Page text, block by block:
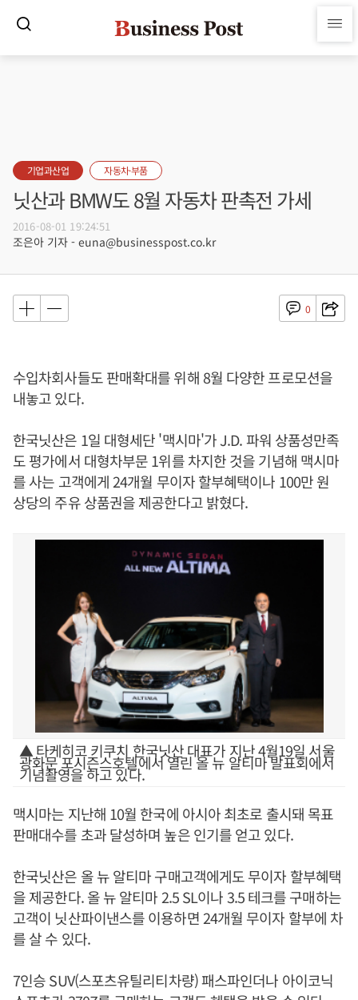
기업과산업 자동차·부품
닛산과 BMW도 8월 자동차 판촉전 가세
2016-08-01 19:24:51
조은아 기자 - euna@businesspost.co.kr
0
수입차회사들도 판매확대를 위해 8월 다양한 프로모션을
내놓고 있다.
한국닛산은 1일 대형세단 '맥시마'가 J.D. 파워 상품성만족
도 평가에서 대형차부문 1위를 차지한 것을 기념해 맥시마
를 사는 고객에게 24개월 무이자 할부혜택이나 100만 원
상당의 주유 상품권을 제공한다고 밝혔다.
▲ 타케히코 키쿠치 한국닛산 대표가 지난 4월19일 서울
광화문 포시즌스호텔에서 열린 올 뉴 알티마 발표회에서
기념촬영을 하고 있다.
맥시마는 지난해 10월 한국에 아시아 최초로 출시돼 목표
판매대수를 초과 달성하며 높은 인기를 얻고 있다.
한국닛산은 올 뉴 알티마 구매고객에게도 무이자 할부혜택
을 제공한다. 올 뉴 알티마 2.5 SL이나 3.5 테크를 구매하는
고객이 닛산파이낸스를 이용하면 24개월 무이자 할부에 차
를 살 수 있다.
7인승 SUV(스포츠유틸리티차량) 패스파인더나 아이코닉